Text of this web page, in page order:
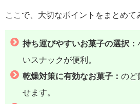
ここで、大切なポイントをまとめて
持ち運びやすいお菓子の選択：
いスナックが便利。
乾燥対策に有効なお菓子： のど
せます。